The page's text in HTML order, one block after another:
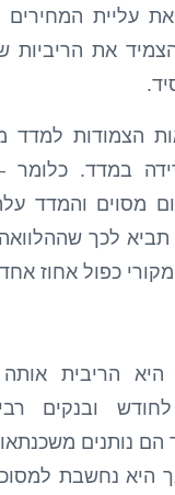
עליית המחירים
את הריביות
הצמודות למדד
במדד.
מסוים והמדד
לכך
כפול אחוז
היא הריבית
ובנקים
הם נותנים
היא נחשבת